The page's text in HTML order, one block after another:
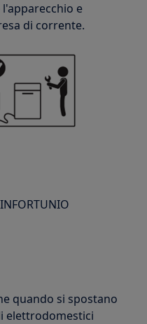
e
di corrente.
quando si spostano
elettrodomestici